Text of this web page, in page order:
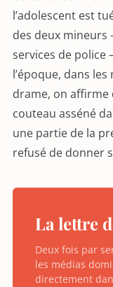
l’adolescent est
des deux mineurs
services de police
l’époque, dans
drame, on affirme
couteau asséné
une partie de la
refusé de donner
La lettre
Deux fois par
les médias
directement